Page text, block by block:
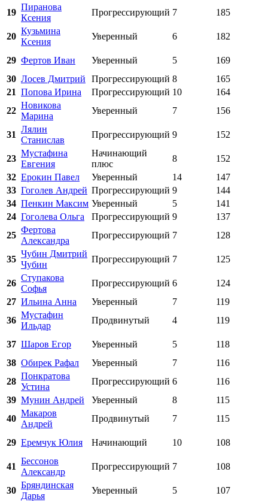
19
Пиранова
Ксения
Прогрессирующий 7 185
20
Кузьмина
Ксения
Уверенный 6 182
29 Фертов Иван Уверенный 5
169
30 Лосев Дмитрий Прогрессирующий 8
165
21 Попова Ирина Прогрессирующий 10
164
22
Новикова
Марина
Уверенный 7 156
31
Лялин
Станислав
Прогрессирующий 9 152
23
Мустафина
Евгения
Начинающий
плюс
8
152
32 Ерокин Павел Уверенный 14
147
33 Гоголев Андрей Прогрессирующий 9
144
34 Пенкин Максим Уверенный 5
141
24 Гоголева Ольга Прогрессирующий 9
137
25
Фертова
Александра
Прогрессирующий 7 128
35
Чубин Дмитрий
Чубин
Прогрессирующий 7 125
26
Ступакова
Софья
Прогрессирующий 6
124
27 Ильина Анна Уверенный 7
119
36
Мустафин
Ильдар
Продвинутый 4 119
37 Шаров Егор Уверенный 5
118
38 Обирек Рафал Уверенный 7
116
28
Понкратова
Устина
Прогрессирующий 6
116
39 Мунин Андрей Уверенный 8
115
40
Макаров
Андрей
Продвинутый 7 115
29 Еремчук Юлия Начинающий 10 108
41
Бессонов
Александр
Прогрессирующий 7 108
30
Бряндинская
Дарья
Уверенный 5 107